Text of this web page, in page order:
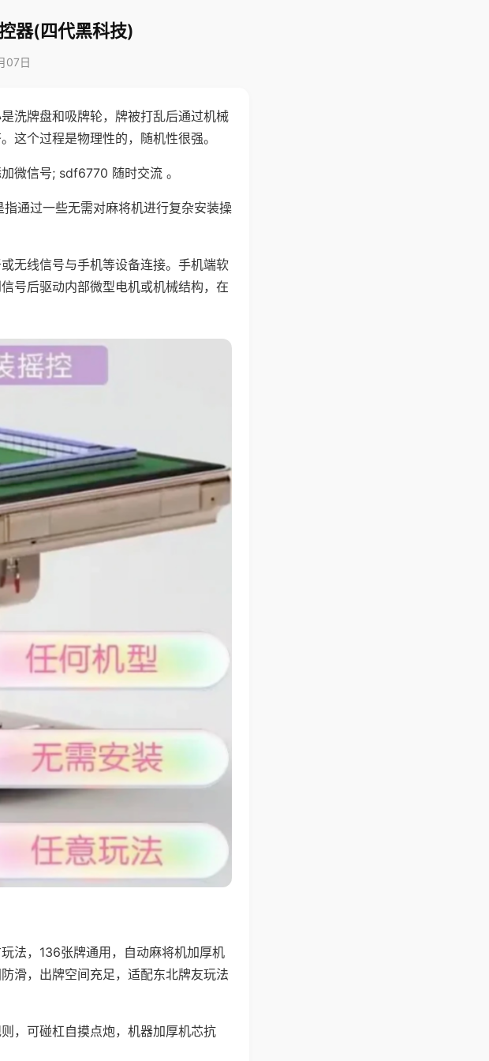
器(四代黑科技)
07日
洗牌盘和吸牌轮，牌被打乱后通过机械
这个过程是物理性的，随机性很强。
微信号; sdf6770 随时交流 。
通过一些无需对麻将机进行复杂安装操
无线信号与手机等设备连接。手机端软
号后驱动内部微型电机或机械结构，在
法，136张牌通用，自动麻将机加厚机
滑，出牌空间充足，适配东北牌友玩法
，可碰杠自摸点炮，机器加厚机芯抗